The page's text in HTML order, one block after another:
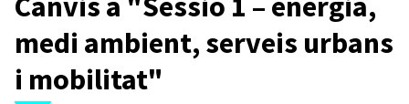
medi ambient, serveis urbans
i mobilitat"